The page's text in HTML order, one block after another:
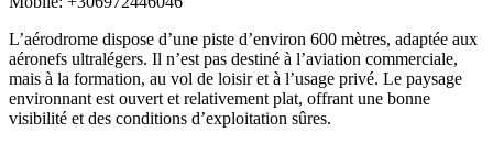
L’aérodrome dispose d’une piste d’environ 600 mètres, adaptée aux
aéronefs ultralégers. Il n’est pas destiné à l’aviation commerciale,
mais à la formation, au vol de loisir et à l’usage privé. Le paysage
environnant est ouvert et relativement plat, offrant une bonne
visibilité et des conditions d’exploitation sûres.